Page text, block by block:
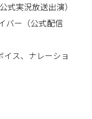
式実況放送出演）
バー（公式配信
イス、ナレーショ